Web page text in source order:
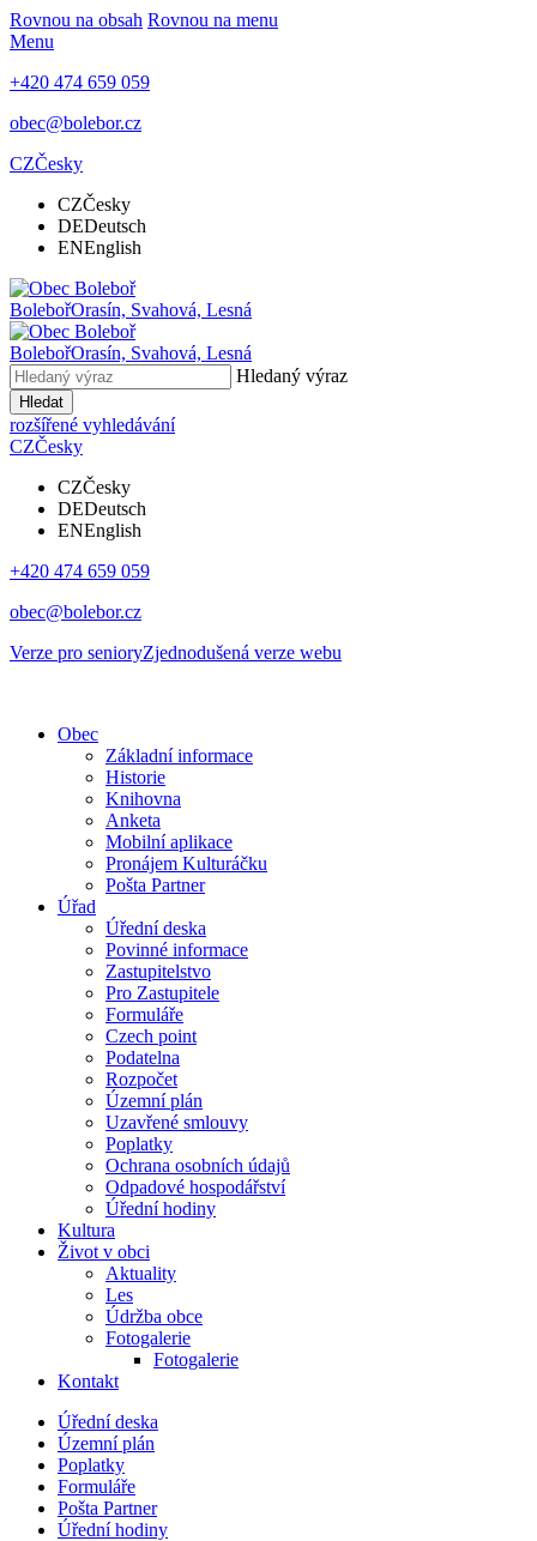
Rovnou na obsah Rovnou na menu
Menu
+420 474 659 059
obec@bolebor.cz
CZČesky
CZČesky
DEDeutsch
ENEnglish
BolebořOrasín, Svahová, Lesná
BolebořOrasín, Svahová, Lesná
Hledaný výraz
Hledat
rozšířené vyhledávání
CZČesky
CZČesky
DEDeutsch
ENEnglish
+420 474 659 059
obec@bolebor.cz
Verze pro senioryZjednodušená verze webu
Obec
Základní informace
Historie
Knihovna
Anketa
Mobilní aplikace
Pronájem Kulturáčku
Pošta Partner
Úřad
Úřední deska
Povinné informace
Zastupitelstvo
Pro Zastupitele
Formuláře
Czech point
Podatelna
Rozpočet
Územní plán
Uzavřené smlouvy
Poplatky
Ochrana osobních údajů
Odpadové hospodářství
Úřední hodiny
Kultura
Život v obci
Aktuality
Les
Údržba obce
Fotogalerie
Fotogalerie
Kontakt
Úřední deska
Územní plán
Poplatky
Formuláře
Pošta Partner
Úřední hodiny